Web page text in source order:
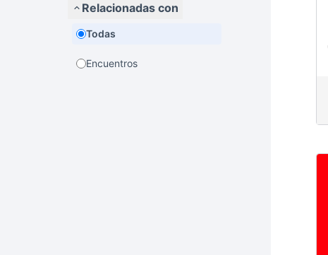
Relacionadas con
Todas
Encuentros